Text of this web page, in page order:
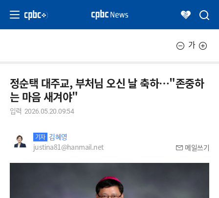
가
정순택 대주교, 부처님 오신 날 축하…"존중하
는 마음 새겨야"
입력 2026.05.20.09:54
기자 김혜영
justina81@hanmail.net
메일쓰기